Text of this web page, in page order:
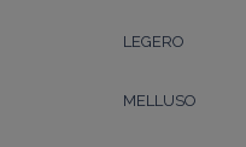
LEGERO
MELLUSO